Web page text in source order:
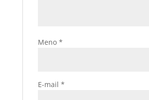
Meno *
E-mail *